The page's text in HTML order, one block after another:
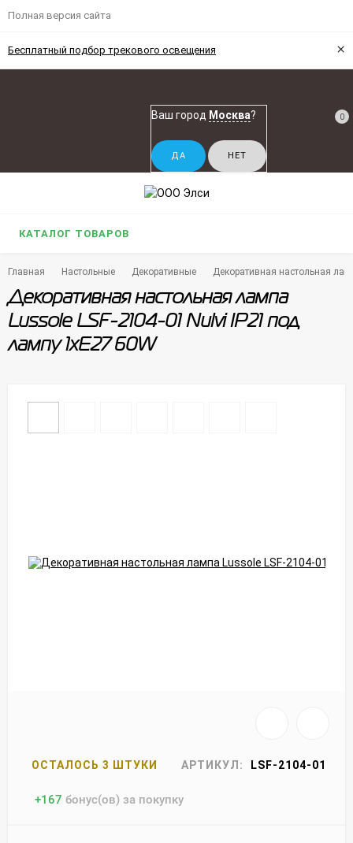
Полная версия сайта
Бесплатный подбор трекового освещения ×
Ваш город Москва? 0
КАТАЛОГ ТОВАРОВ
Главная Настольные Декоративные Декоративная настольная
Декоративная настольная лампа
Lussole LSF-2104-01 Nulvi IP21 под
лампу 1xE27 60W
ОСТАЛОСЬ 3 ШТУКИ АРТИКУЛ: LSF-2104-01
+167 бонус(ов) за покупку